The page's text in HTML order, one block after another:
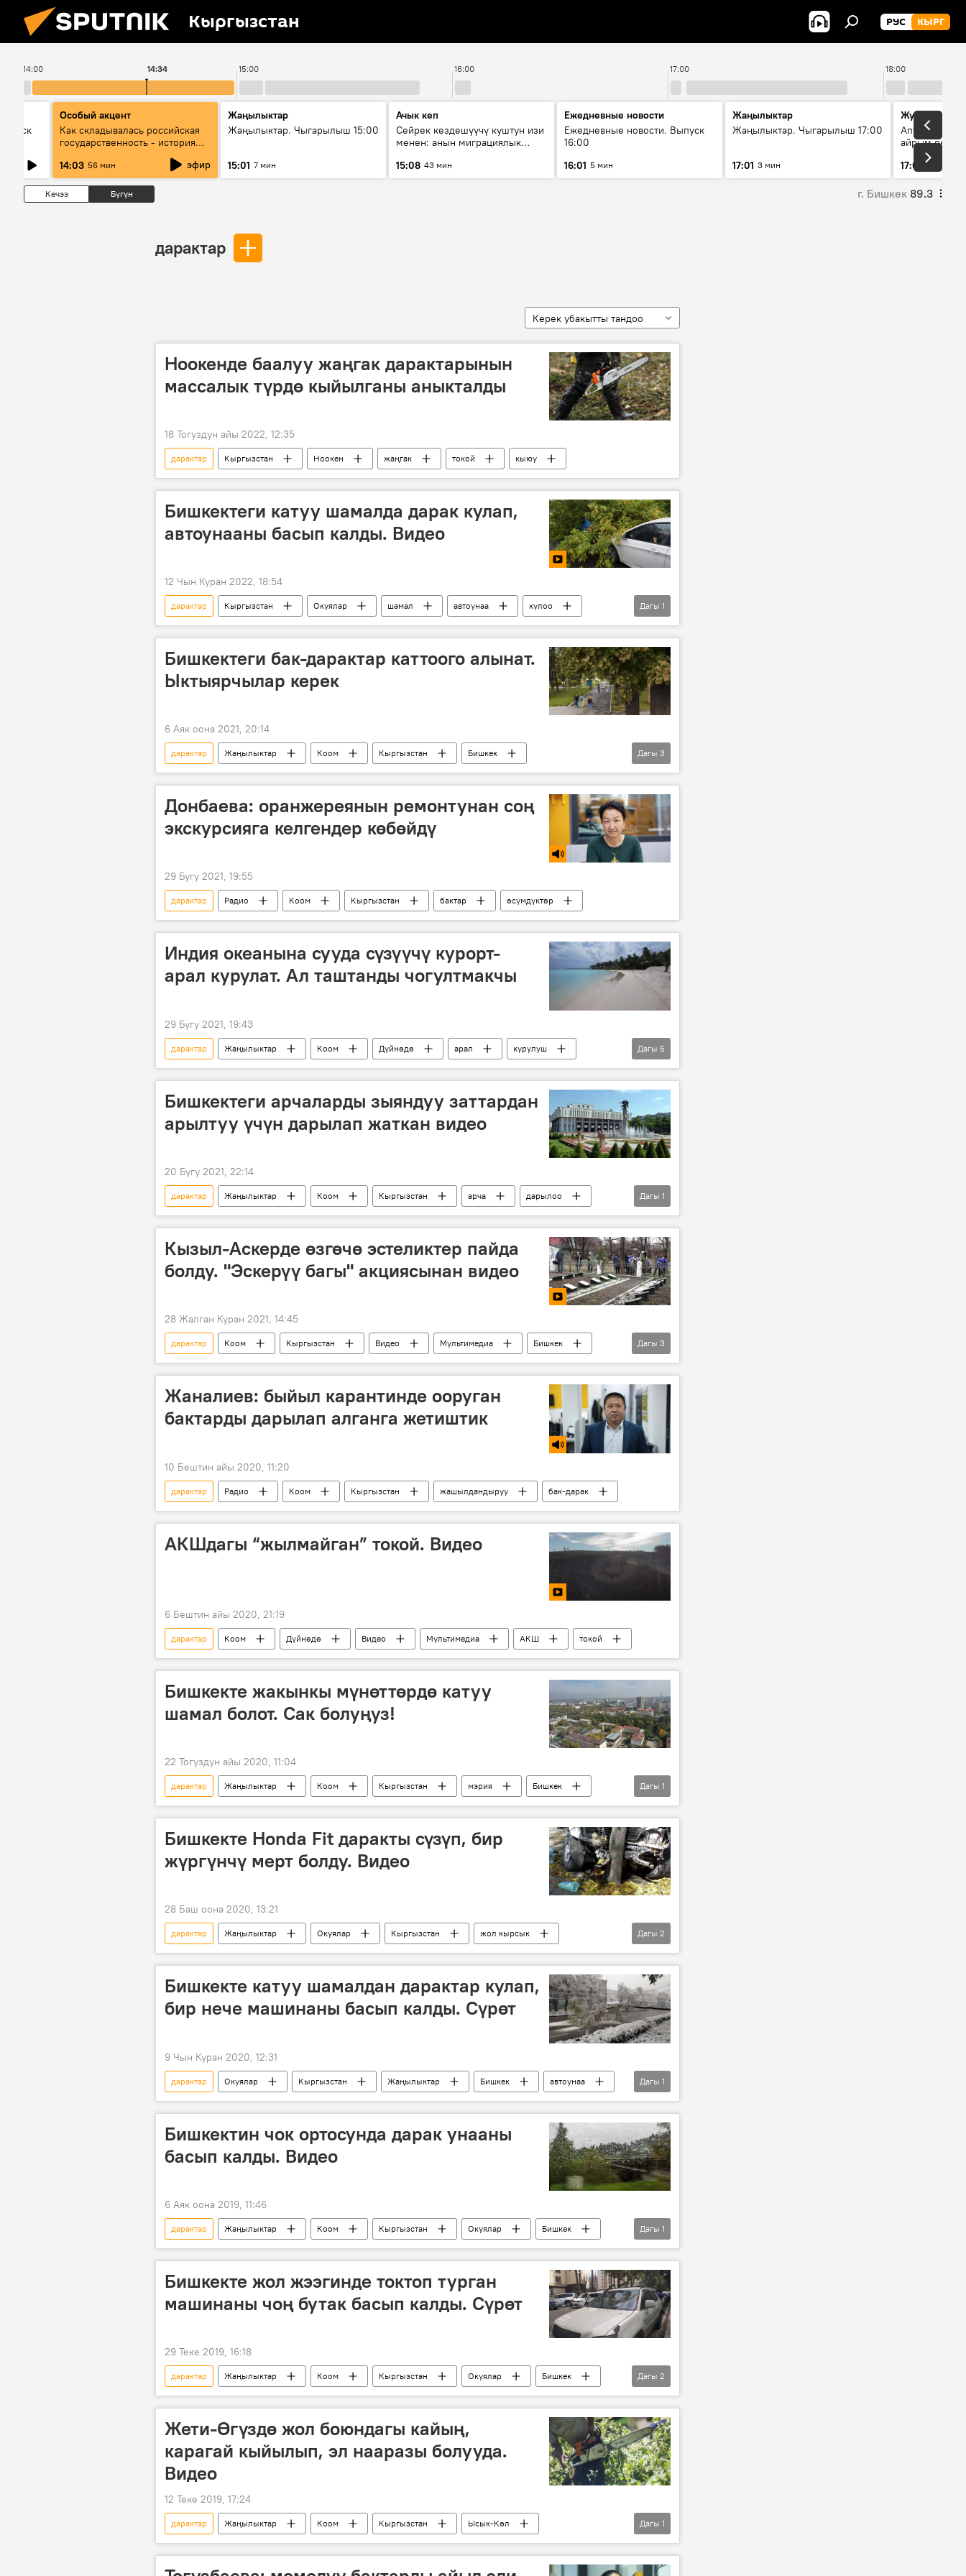
Кыргызстан РУС КЫРГ
14:00 15:00 16:00 17:00 18:00
14:34
Особый акцент
Как складывалась российская
государственность - история
России и геополитика Евразии
глазами аналитиков
14:03 56 мин эфир
Жаңылыктар
Жаңылыктар. Чыгарылыш 15:00
15:01 7 мин
Ачык кеп
Сейрек кездешүүчү куштун изи
менен: анын миграциялык
15:08 43 мин
Ежедневные новости
Ежедневные новости. Выпуск
16:00
16:01 5 мин
Жаңылыктар
Жаңылыктар. Чыгарылыш 17:00
17:01 3 мин
Жума
Апта ичинде
айрым
17:05
Кечээ Бүгүн г. Бишкек 89.3
дарактар
Керек убакытты тандоо
Ноокенде баалуу жаңгак дарактарынын
массалык түрдө кыйылганы аныкталды
18 Тогуздун айы 2022, 12:35
дарактар Кыргызстан Ноокен жаңгак токой кыюу
Бишкектеги катуу шамалда дарак кулап,
автоунааны басып калды. Видео
12 Чын Куран 2022, 18:54
дарактар Кыргызстан Окуялар шамал автоунаа
кулоо
Видео
Дагы 1
Бишкектеги бак-дарактар каттоого алынат.
Ыктыярчылар керек
6 Аяк оона 2021, 20:14
дарактар Жаңылыктар Коом Кыргызстан
Бишкек
инвентаризациялоо
акция ыктыярчылар
Дагы 3
Донбаева: оранжереянын ремонтунан соң
экскурсияга келгендер көбөйдү
29 Бугу 2021, 19:55
дарактар Радио Коом Кыргызстан бактар өсүмдүктөр
Индия океанына сууда сүзүүчү курорт-
арал курулат. Ал таштанды чогултмакчы
29 Бугу 2021, 19:43
дарактар Жаңылыктар Коом Дүйнөдө арал
курулуш
таштанды
экология океан мейманкана суу
Дагы 5
Бишкектеги арчаларды зыяндуу заттардан
арылтуу үчүн дарылап жаткан видео
20 Бугу 2021, 22:14
дарактар Жаңылыктар Коом Кыргызстан арча
дарылоо
Бишкек
Дагы 1
Кызыл-Аскерде өзгөчө эстеликтер пайда
болду. "Эскерүү багы" акциясынан видео
28 Жалган Куран 2021, 14:45
дарактар Коом Кыргызстан Видео Мультимедиа
Бишкек
Кызыл-Аскер району
Улуу Ата Мекендик согуш эскерүү
Дагы 3
Жаналиев: быйыл карантинде ооруган
бактарды дарылап алганга жетиштик
10 Бештин айы 2020, 11:20
дарактар Радио Коом Кыргызстан жашылдандыруу бак-дарак
АКШдагы “жылмайган” токой. Видео
6 Бештин айы 2020, 21:19
дарактар Коом Дүйнөдө Видео Мультимедиа АКШ токой
Бишкекте жакынкы мүнөттөрдө катуу
шамал болот. Сак болуңуз!
22 Тогуздун айы 2020, 11:04
дарактар Жаңылыктар Коом Кыргызстан мэрия
Бишкек
шамал
Дагы 1
Бишкекте Honda Fit даракты сүзүп, бир
жүргүнчү мерт болду. Видео
28 Баш оона 2020, 13:21
дарактар Жаңылыктар Окуялар Кыргызстан
жол кырсык
автоунаа
өлүм 2020-жылдын башынан бери Кыргызстанда болгон жол кырсыктар
Дагы 2
Бишкекте катуу шамалдан дарактар кулап,
бир нече машинаны басып калды. Сүрөт
9 Чын Куран 2020, 12:31
дарактар Окуялар Кыргызстан Жаңылыктар Бишкек
автоунаа
шамал
Дагы 1
Бишкектин чок ортосунда дарак унааны
басып калды. Видео
6 Аяк оона 2019, 11:46
дарактар Жаңылыктар Коом Кыргызстан Окуялар
Бишкек
унаа
Дагы 1
Бишкекте жол жээгинде токтоп турган
машинаны чоң бутак басып калды. Сүрөт
29 Теке 2019, 16:18
дарактар Жаңылыктар Коом Кыргызстан Окуялар
Бишкек
күбө
унаа
Дагы 2
Жети-Өгүздө жол боюндагы кайың,
карагай кыйылып, эл нааразы болууда.
Видео
12 Теке 2019, 17:24
дарактар Жаңылыктар Коом Кыргызстан
Ысык-Көл
Кызыл-Суу дарыясы
Дагы 1